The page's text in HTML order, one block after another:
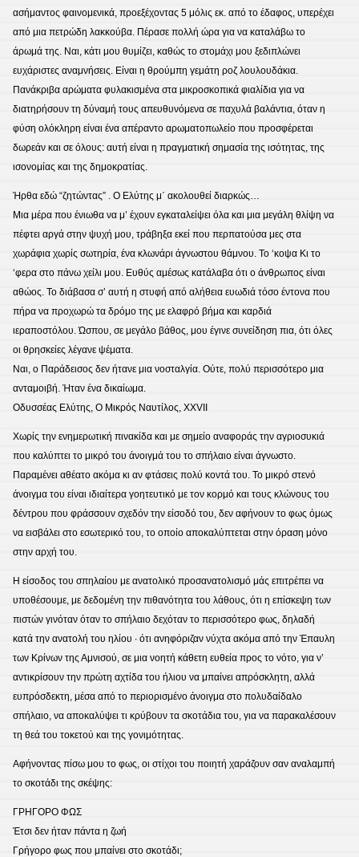
ασήμαντος φαινομενικά, προεξέχοντας 5 μόλις εκ. από το έδαφος, υπερέχει
από μια πετρώδη λακκούβα. Πέρασε πολλή ώρα για να καταλάβω το
άρωμά της. Ναι, κάτι μου θυμίζει, καθώς το στομάχι μου ξεδιπλώνει
ευχάριστες αναμνήσεις. Είναι η θρούμπη γεμάτη ροζ λουλουδάκια.
Πανάκριβα αρώματα φυλακισμένα στα μικροσκοπικά φιαλίδια για να
διατηρήσουν τη δύναμή τους απευθυνόμενα σε παχυλά βαλάντια, όταν η
φύση ολόκληρη είναι ένα απέραντο αρωματοπωλείο που προσφέρεται
δωρεάν και σε όλους: αυτή είναι η πραγματική σημασία της ισότητας, της
ισονομίας και της δημοκρατίας.
Ήρθα εδώ “ζητώντας” . Ο Ελύτης μ΄ ακολουθεί διαρκώς…
Mια μέρα που ένιωθα να μ’ έχουν εγκαταλείψει όλα και μια μεγάλη θλίψη να
πέφτει αργά στην ψυχή μου, τράβηξα εκεί που περπατούσα μες στα
χωράφια χωρίς σωτηρία, ένα κλωνάρι άγνωστου θάμνου. Το ‘κοψα Κι το
‘φερα στο πάνω χείλι μoυ. Ευθύς αμέσως κατάλαβα ότι ο άνθρωπος είναι
αθώος. Το διάβασα σ’ αυτή η στυφή από αλήθεια ευωδιά τόσο έντονα που
πήρα να προχωρώ τα δρόμο της με ελαφρό βήμα και καρδιά
ιεραποστόλου. Ώσπου, σε μεγάλο βάθος, μου έγινε συνείδηση πια, ότι όλες
οι θρησκείες λέγανε ψέματα.
Ναι, ο Παράδεισος δεν ήτανε μια νοσταλγία. Ούτε, πολύ περισσότερο μια
ανταμοιβή. Ήταν ένα δικαίωμα.
Οδυσσέας Ελύτης, Ο Μικρός Ναυτίλος, ΧΧVII
Χωρίς την ενημερωτική πινακίδα και με σημείο αναφοράς την αγριοσυκιά
που καλύπτει το μικρό του άνοιγμά του το σπήλαιο είναι άγνωστο.
Παραμένει αθέατο ακόμα κι αν φτάσεις πολύ κοντά του. Το μικρό στενό
άνοιγμα του είναι ιδιαίτερα γοητευτικό με τον κορμό και τους κλώνους του
δέντρου που φράσσουν σχεδόν την είσοδό του, δεν αφήνουν το φως όμως
να εισβάλει στο εσωτερικό του, το οποίο αποκαλύπτεται στην όραση μόνο
στην αρχή του.
Η είσοδος του σπηλαίου με ανατολικό προσανατολισμό μάς επιτρέπει να
υποθέσουμε, με δεδομένη την πιθανότητα του λάθους, ότι η επίσκεψη των
πιστών γινόταν όταν το σπήλαιο δεχόταν το περισσότερο φως, δηλαδή
κατά την ανατολή του ηλίου ∙ ότι ανηφόριζαν νύχτα ακόμα από την Έπαυλη
των Κρίνων της Αμνισού, σε μια νοητή κάθετη ευθεία προς το νότο, για ν’
αντικρίσουν την πρώτη αχτίδα του ήλιου να μπαίνει απρόσκλητη, αλλά
ευπρόσδεκτη, μέσα από το περιορισμένο άνοιγμα στο πολυδαίδαλο
σπήλαιο, να αποκαλύψει τι κρύβουν τα σκοτάδια του, για να παρακαλέσουν
τη θεά του τοκετού και της γονιμότητας.
Αφήνοντας πίσω μου το φως, οι στίχοι του ποιητή χαράζουν σαν αναλαμπή
το σκοτάδι της σκέψης:
ΓΡΗΓΟΡΟ ΦΩΣ
Έτσι δεν ήταν πάντα η ζωή
Γρήγορο φως που μπαίνει στο σκοτάδι;